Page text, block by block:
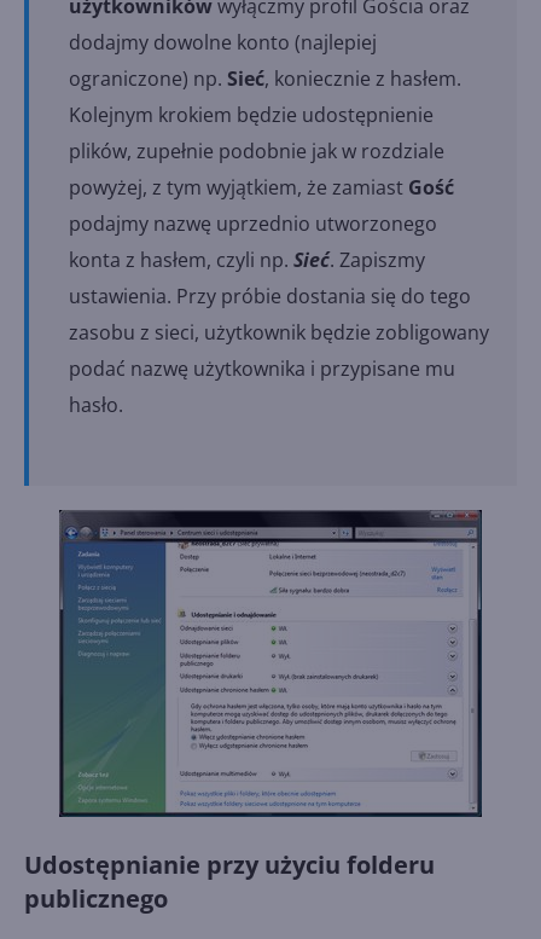
użytkownikówwyłączmy profil Gościa oraz
dodajmy dowolne konto (najlepiej
ograniczone) np. Sieć, koniecznie z hasłem.
Kolejnym krokiem będzie udostępnienie
plików, zupełnie podobnie jak w rozdziale
powyżej, z tym wyjątkiem, że zamiast Gość
podajmy nazwę uprzednio utworzonego
konta z hasłem, czyli np. Sieć. Zapiszmy
ustawienia. Przy próbie dostania się do tego
zasobu z sieci, użytkownik będzie zobligowany
podać nazwę użytkownika i przypisane mu
hasło.
Udostępnianie przy użyciu folderu
publicznego